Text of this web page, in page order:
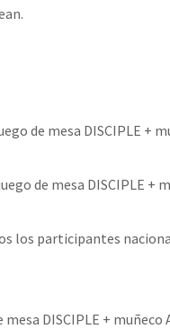
de mesa DISCIPLE +
de mesa DISCIPLE +
participantes
DISCIPLE + muñeco